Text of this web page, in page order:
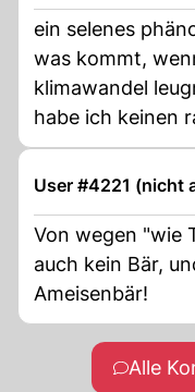
ein selenes
was kommt,
klimawandel
habe ich keinen
wolfsjäger gebe
User #4221 (nicht
Von wegen "wie
auch kein Bär,
Ameisenbär!
Alle